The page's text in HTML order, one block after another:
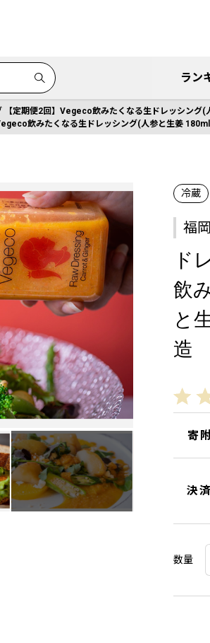
ラン
【定期便2回】Vegeco飲みたくなる生ドレッシング
飲みたくなる生ドレッシング(人参と生姜
冷蔵
福
ド
飲
と
造
寄
決
数量